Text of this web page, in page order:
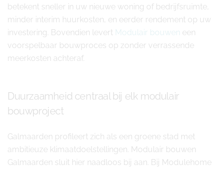
betekent sneller in uw nieuwe woning of bedrijfsruimte,
minder interim huurkosten, en eerder rendement op uw
investering. Bovendien levert Modulair bouwen een
voorspelbaar bouwproces op zonder verrassende
meerkosten achteraf.
Duurzaamheid centraal bij elk modulair
bouwproject
Galmaarden profileert zich als een groene stad met
ambitieuze klimaatdoelstellingen. Modulair bouwen
Galmaarden sluit hier naadloos bij aan. Bij Modulehome